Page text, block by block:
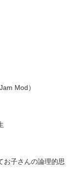
Mod）
お子さんの論理的思